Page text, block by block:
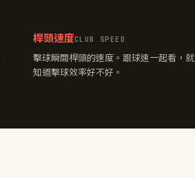
桿頭速度CLUB SPEED
擊球瞬間桿頭的速度。跟球速一起看，就
知道擊球效率好不好。